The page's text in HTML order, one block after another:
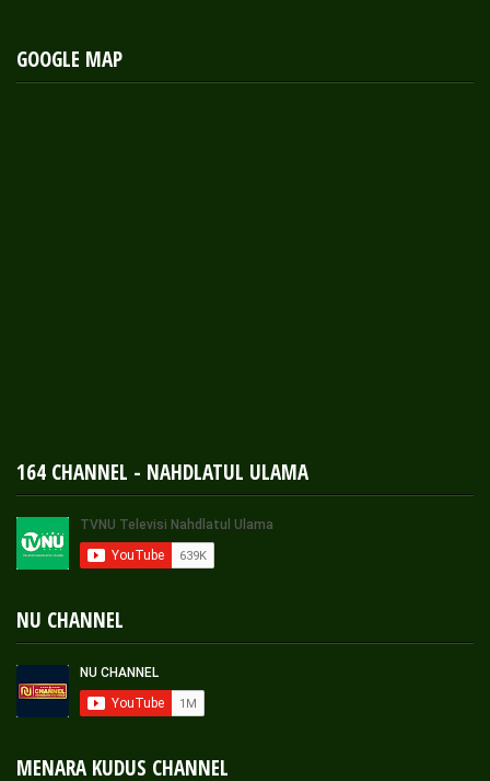
GOOGLE MAP
164 CHANNEL - NAHDLATUL ULAMA
NU CHANNEL
MENARA KUDUS CHANNEL